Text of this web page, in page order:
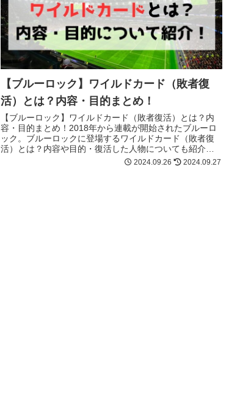
【ブルーロック】ワイルドカード（敗者復
活）とは？内容・目的まとめ！
【ブルーロック】ワイルドカード（敗者復活）とは？内
容・目的まとめ！2018年から連載が開始されたブルーロ
ック。ブルーロックに登場するワイルドカード（敗者復
活）とは？内容や目的・復活した人物についても紹介！
ワイルドカードが知りたい方は最後まで必見！
2024.09.26 2024.09.27